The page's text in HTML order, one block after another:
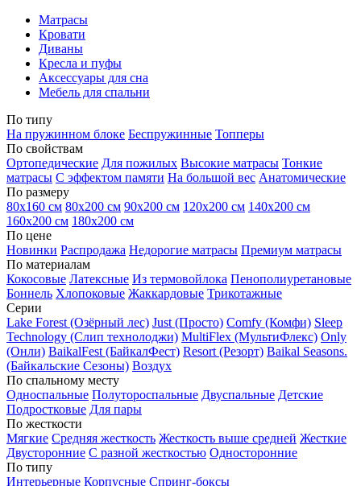
Матрасы
Кровати
Диваны
Кресла и пуфы
Аксессуары для сна
Мебель для спальни
По типу
На пружинном блоке Беспружинные Топперы
По свойствам
Ортопедические Для пожилых Высокие матрасы Тонкие
матрасы С эффектом памяти На большой вес Анатомические
По размеру
80х160 см 80х200 см 90х200 см 120х200 см 140х200 см
160х200 см 180х200 см
По цене
Новинки Распродажа Недорогие матрасы Премиум матрасы
По материалам
Кокосовые Латексные Из термовойлока Пенополиуретановые
Боннель Хлопоковые Жаккардовые Трикотажные
Серии
Lake Forest (Озёрный лес) Just (Просто) Comfy (Комфи) Sleep
Technology (Слип технолоджи) MultiFlex (МультиФлекс) Only
(Онли) BaikalFest (БайкалФест) Resort (Резорт) Baikal Seasons.
(Байкальские Сезоны) Воздух
По спальному месту
Односпальные Полутороспальные Двуспальные Детские
Подростковые Для пары
По жесткости
Мягкие Средняя жесткость Жесткость выше средней Жесткие
Двусторонние С разной жесткостью Односторонние
По типу
Интерьерные Корпусные Спринг-боксы